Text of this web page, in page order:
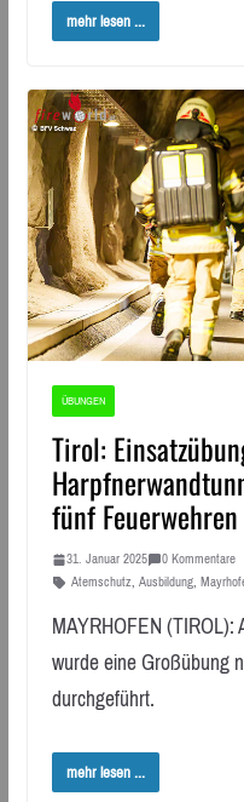
mehr lesen ...
ÜBUNGEN
Tirol:
fünf Feuerwehren
31. Januar 2025
0 Kommentare
Atemschutz, Ausbildung,
MAYRHOFEN
wurde eine Großübung
durchgeführt.
mehr lesen ...